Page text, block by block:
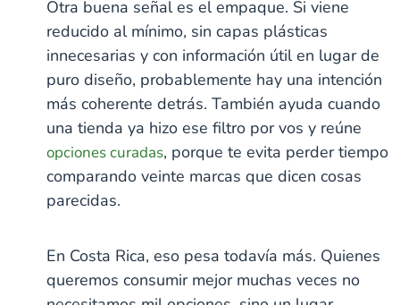
Otra buena señal es el empaque. Si viene
reducido al mínimo, sin capas plásticas
innecesarias y con información útil en lugar de
puro diseño, probablemente hay una intención
más coherente detrás. También ayuda cuando
una tienda ya hizo ese filtro por vos y reúne
opciones curadas, porque te evita perder tiempo
comparando veinte marcas que dicen cosas
parecidas.
En Costa Rica, eso pesa todavía más. Quienes
queremos consumir mejor muchas veces no